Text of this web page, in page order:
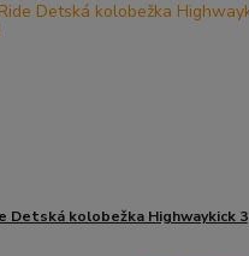
Detská kolobežka Highwaykick 3